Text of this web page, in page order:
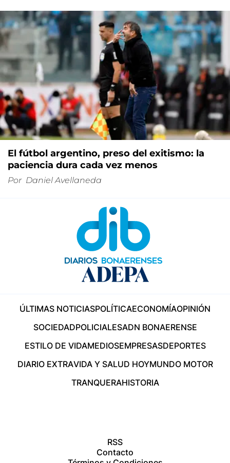
El fútbol argentino, preso del exitismo: la
paciencia dura cada vez menos
Por Daniel Avellaneda
ÚLTIMAS NOTICIASPOLÍTICAECONOMÍAOPINIÓN
SOCIEDADPOLICIALESADN BONAERENSE
ESTILO DE VIDAMEDIOSEMPRESASDEPORTES
DIARIO EXTRAVIDA Y SALUD HOYMUNDO MOTOR
TRANQUERAHISTORIA
RSS
Contacto